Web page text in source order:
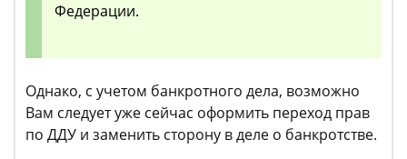
Федерации.
Однако, с учетом банкротного дела, возможно
Вам следует уже сейчас оформить переход прав
по ДДУ и заменить сторону в деле о банкротстве.